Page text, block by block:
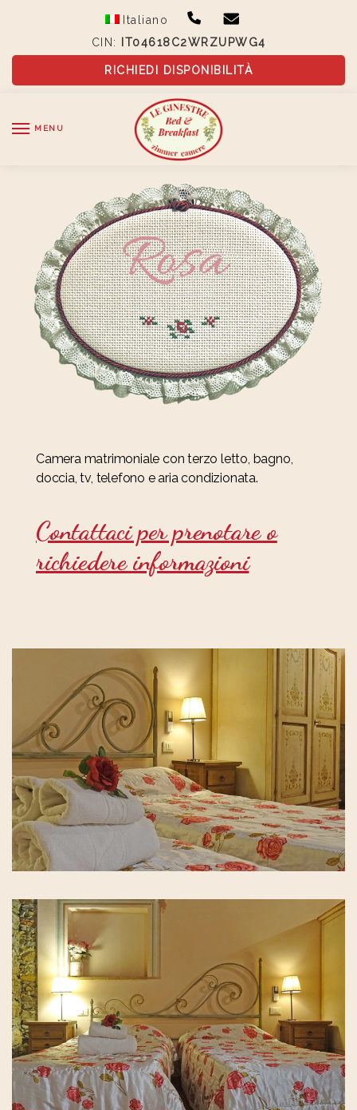
Italiano
CIN:
IT04618C2WRZUPWG4
RICHIEDI DISPONIBILITÀ
MENU
Camera matrimoniale con terzo letto, bagno,
doccia, tv, telefono e aria condizionata.
Contattaci per prenotare o
richiedere informazioni